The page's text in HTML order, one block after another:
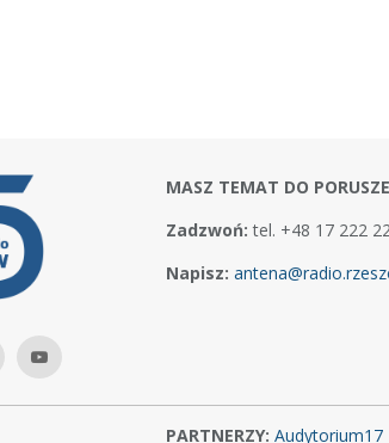
MASZ TEMAT DO
Zadzwoń: tel. +48 17 222
Napisz:
PARTNERZY: Audytorium17